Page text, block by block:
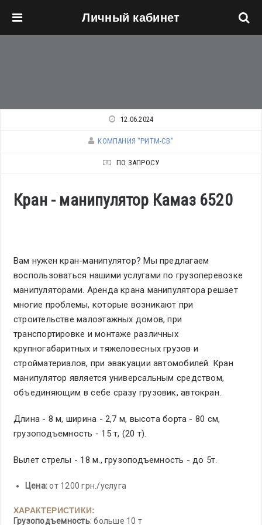
Личный кабинет
12.06.2024
КОМПАНИЯ "РИТМ-СВ"
ПО ЗАПРОСУ
Кран - манипулятор Камаз 6520
Вам нужен кран-манипулятор? Мы предлагаем
воспользоваться нашими услугами по грузоперевозке
манипуляторами. Аренда крана манипулятора решает
многие проблемы, которые возникают при
строительстве малоэтажных домов, при
транспортировке и монтаже различных
крупногабаритных и тяжеловесных грузов и
стройматериалов, при эвакуации автомобилей. Кран
манипулятор является универсальным средством,
объединяющим в себе сразу грузовик, автокран.
Длина - 8 м, ширина - 2,7 м, высота борта - 80 см,
грузоподъемность - 15 т, (20 т).
Вылет стрелы - 18 м., грузоподъемность - до 5т.
Цена:от 1200 грн./услуга
ХАРАКТЕРИСТИКИ:
Грузоподъемность: больше 10 т